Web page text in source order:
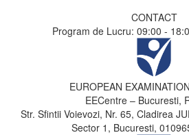
CONTACT
Program de Lucru: 09:00 -
EUROPEAN
EECentre – Bucuresti,
Str. Sfintii Voievozi, Nr. 65, Cladirea
Sector 1, Bucuresti,